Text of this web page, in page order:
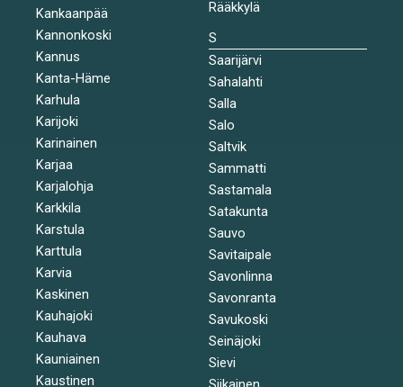
Kankaanpää
Kannonkoski
Kannus
Kanta-Häme
Karhula
Karijoki
Karinainen
Karjaa
Karjalohja
Karkkila
Karstula
Karttula
Karvia
Kaskinen
Kauhajoki
Kauhava
Kauniainen
Kaustinen
Rääkkylä
S
Saarijärvi
Sahalahti
Salla
Salo
Saltvik
Sammatti
Sastamala
Satakunta
Sauvo
Savitaipale
Savonlinna
Savonranta
Savukoski
Seinäjoki
Sievi